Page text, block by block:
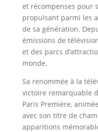
et récompenses pour
propulsant parmi les
de sa génération.
émissions de
et des parcs
monde.
Sa renommée à la
victoire remarquable
Paris Première,
avec son titre de
apparitions